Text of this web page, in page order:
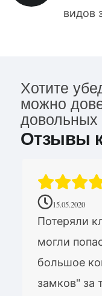
видов
Хотите
можно
довольных
Отзывы
15.05.2020
Потеряли
могли
большое
замков" за